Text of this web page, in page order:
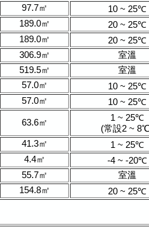
97.7㎡
10 ~ 25℃
189.0㎡
20 ~ 25℃
189.0㎡
20 ~ 25℃
306.9㎡
室溫
519.5㎡ 室溫
57.0㎡
10 ~ 25℃
57.0㎡ 10 ~ 25℃
63.6㎡
1 ~ 25℃
(常設2 ~
41.3㎡
1 ~ 25℃
4.4㎡
-4 ~ -20℃
55.7㎡
室溫
154.8㎡
20 ~ 25℃